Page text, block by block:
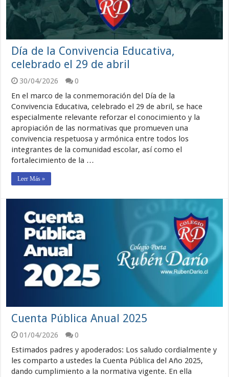
Día de la Convivencia Educativa,
celebrado el 29 de abril
30/04/2026
0
En el marco de la conmemoración del Día de la
Convivencia Educativa, celebrado el 29 de abril, se hace
especialmente relevante reforzar el conocimiento y la
apropiación de las normativas que promueven una
convivencia respetuosa y armónica entre todos los
integrantes de la comunidad escolar, así como el
fortalecimiento de la …
Leer Más »
Cuenta Pública Anual 2025
01/04/2026
0
Estimados padres y apoderados: Los saludo cordialmente y
les comparto a ustedes la Cuenta Pública del Año 2025,
dando cumplimiento a la normativa vigente. En ella